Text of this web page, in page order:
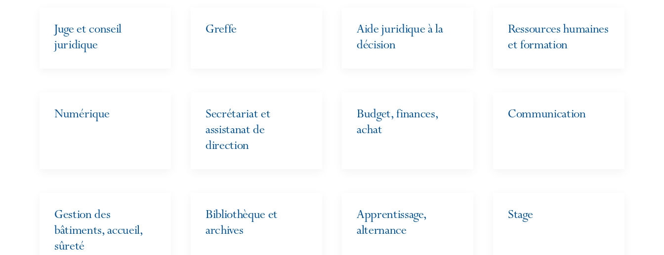
Juge et conseil
juridique
Greffe
Aide juridique à la
décision
Ressources humaines
et formation
Numérique
Secrétariat et
assistanat de
direction
Budget, finances,
achat
Communication
Gestion des
bâtiments, accueil,
sûreté
Bibliothèque et
archives
Apprentissage,
alternance
Stage